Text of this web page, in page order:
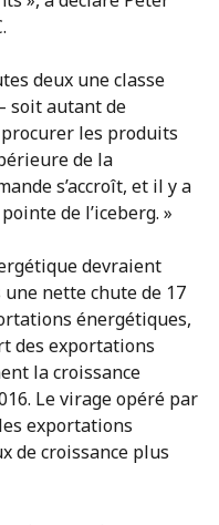
deux une classe
soit autant de
les produits
de la
s’accroît, et il y a
de l’iceberg. »
devraient
nette chute de 17
énergétiques,
des exportations
la croissance
Le virage opéré par
exportations
de croissance plus